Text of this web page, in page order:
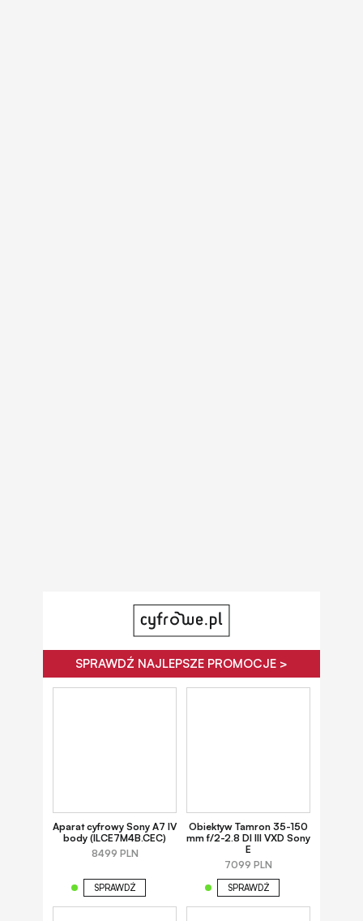
SPRAWDŹ NAJLEPSZE PROMOCJE >
Aparat cyfrowy Sony A7 IV
body (ILCE7M4B.CEC)
8499 PLN
SPRAWDŹ
Obiektyw Tamron 35-150
mm f/2-2.8 DI III VXD Sony
E
7099 PLN
SPRAWDŹ